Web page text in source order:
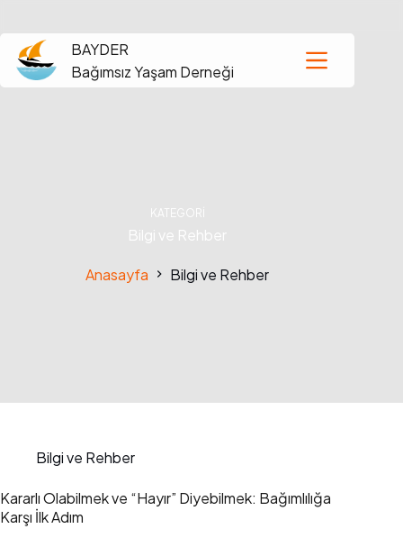
BAYDER
Bağımsız Yaşam Derneği
KATEGORI
Bilgi ve Rehber
Anasayfa Bilgi ve Rehber
Bilgi ve Rehber
Kararlı Olabilmek ve “Hayır” Diyebilmek: Bağımlılığa
Karşı İlk Adım